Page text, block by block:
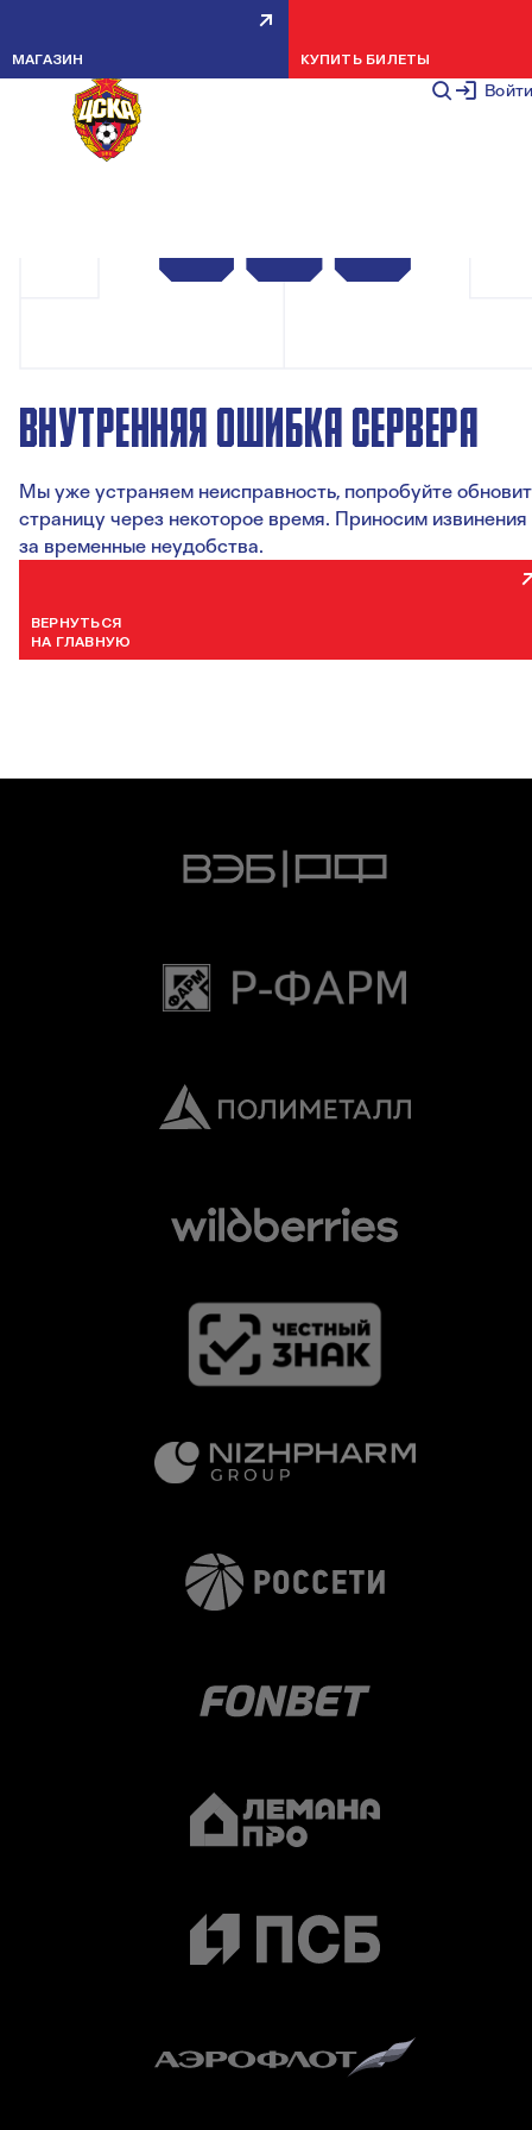
Войти
МАГАЗИН КУПИТЬ БИЛЕТЫ
ВНУТРЕННЯЯ ОШИБКА СЕРВЕРА
Мы уже устраняем неисправность, попробуйте
страницу через некоторое время. Приносим извинения
за временные неудобства.
ВЕРНУТЬСЯ
НА ГЛАВНУЮ